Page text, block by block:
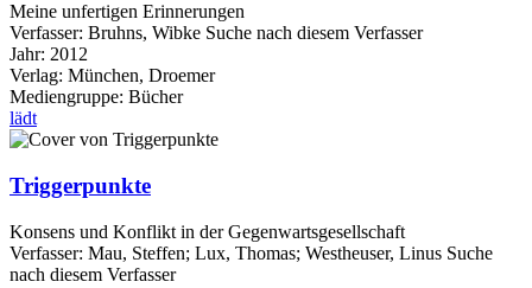
Meine unfertigen Erinnerungen
Verfasser: Bruhns, Wibke Suche nach diesem Verfasser
Jahr: 2012
Verlag: München, Droemer
Mediengruppe: Bücher
lädt
Triggerpunkte
Konsens und Konflikt in der Gegenwartsgesellschaft
Verfasser: Mau, Steffen; Lux, Thomas; Westheuser, Linus Suche
nach diesem Verfasser